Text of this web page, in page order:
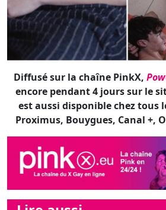
encore pendant 4 jours sur le
est aussi disponible chez tous
Proximus, Bouygues, Canal +,
Lire aussi